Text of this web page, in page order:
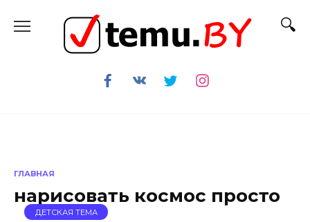
содержанию
ГЛАВНАЯ
нарисовать космос просто
ДЕТСКАЯ ТЕМА